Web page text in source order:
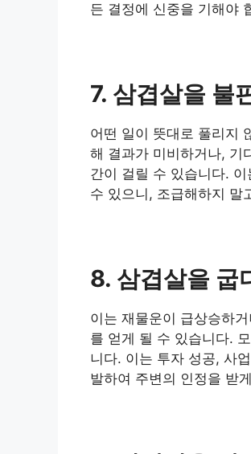
든 결정에 신중을 기해야
7. 삼겹살을 불
어떤 일이 뜻대로 풀리지
해 결과가 미비하거나, 기
간이 걸릴 수 있습니다.
수 있으니, 조급해하지 말
8. 삼겹살을 굽
이는 재물운이 급상승하
를 얻게 될 수 있습니다.
니다. 이는 투자 성공, 사
발하여 주변의 인정을 받